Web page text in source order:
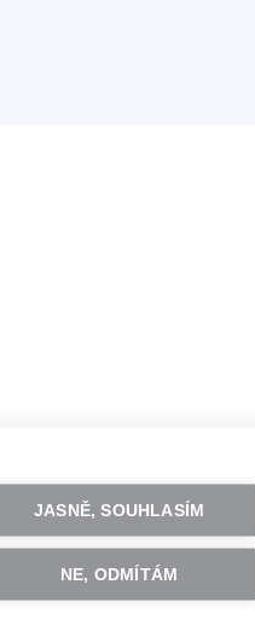
JASNĚ, SOUHLASÍM
NE, ODMÍTÁM